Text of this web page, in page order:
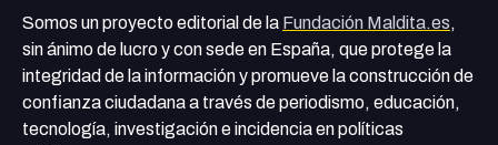
Somos un proyecto editorial de la Fundación Maldita.es,
sin ánimo de lucro y con sede en España, que protege la
integridad de la información y promueve la construcción de
confianza ciudadana a través de periodismo, educación,
tecnología, investigación e incidencia en políticas